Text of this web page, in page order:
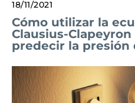
18/11/2021
Cómo utilizar la
Clausius-Clapeyron
predecir la presión